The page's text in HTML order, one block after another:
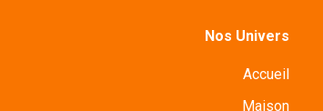
Nos Univers
Accueil
Maison